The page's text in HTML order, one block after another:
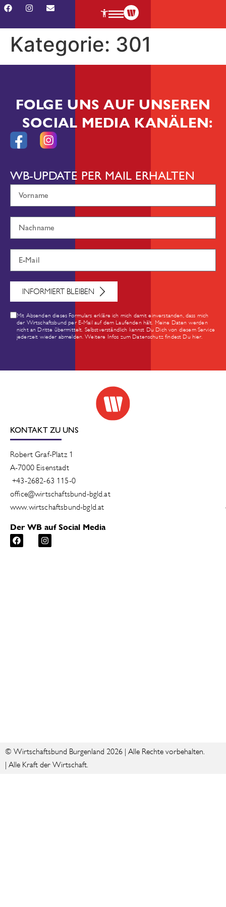
Kategorie: 301
FOLGE UNS AUF UNSEREN
SOCIAL MEDIA KANÄLEN:
WB-UPDATE PER MAIL ERHALTEN
Mit Absenden dieses Formulars erkläre ich mich damit einverstanden, dass mich
der Wirtschaftsbund per E-Mail auf dem Laufenden hält. Meine Daten werden
nicht an Dritte übermittelt. Selbstverständlich kannst Du Dich von diesem Service
jederzeit wieder abmelden. Weitere Infos zum Datenschutz findest Du hier.
INFORMIERT BLEIBEN
KONTAKT ZU UNS
Robert Graf-Platz 1
A-7000 Eisenstadt
+43-2682-63 115-0
office@wirtschaftsbund-bgld.at
www.wirtschaftsbund-bgld.at
Der WB auf Social Media
© Wirtschaftsbund Burgenland 2026 | Alle Rechte vorbehalten.
| Alle Kraft der Wirtschaft.